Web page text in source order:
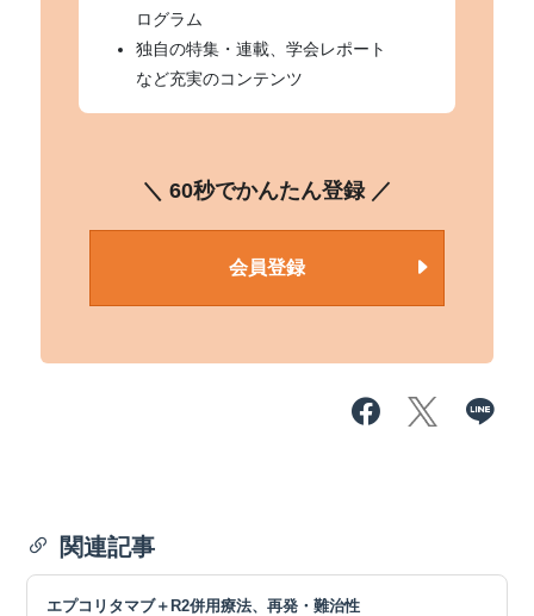
ログラム
独自の特集・連載、学会レポート
など充実のコンテンツ
＼ 60秒でかんたん登録 ／
会員登録
関連記事
エプコリタマブ＋R2併用療法、再発・難治性